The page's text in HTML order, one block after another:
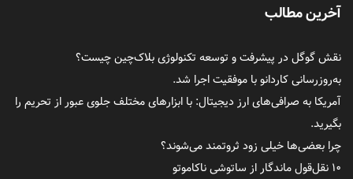
آخرین مطالب
نقش گوگل در پیشرفت و توسعه تکنولوژی بلاک‌چین چیست؟
به‌روزرسانی کاردانو با موفقیت اجرا شد.
آمریکا به صرافی‌های ارز دیجیتال: با ابزارهای مختلف جلوی عبور از تحریم را
بگیرید.
چرا بعضی‌ها خیلی زود ثروتمند می‌شوند؟
۱۰ نقل‌قول ماندگار از ساتوشی ناکاموتو